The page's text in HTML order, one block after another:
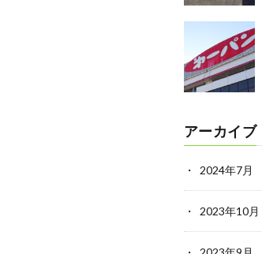
アーカイブ
2024年7月
2023年10月